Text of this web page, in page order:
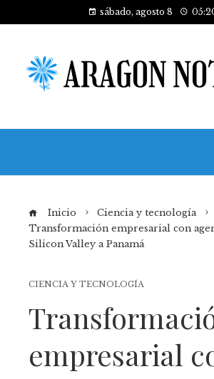
sábado, agosto 8
Inicio
Ciencia y tecnología
Transformación empresarial con
Silicon Valley a Panamá
CIENCIA Y TECNOLOGÍA
empresarial